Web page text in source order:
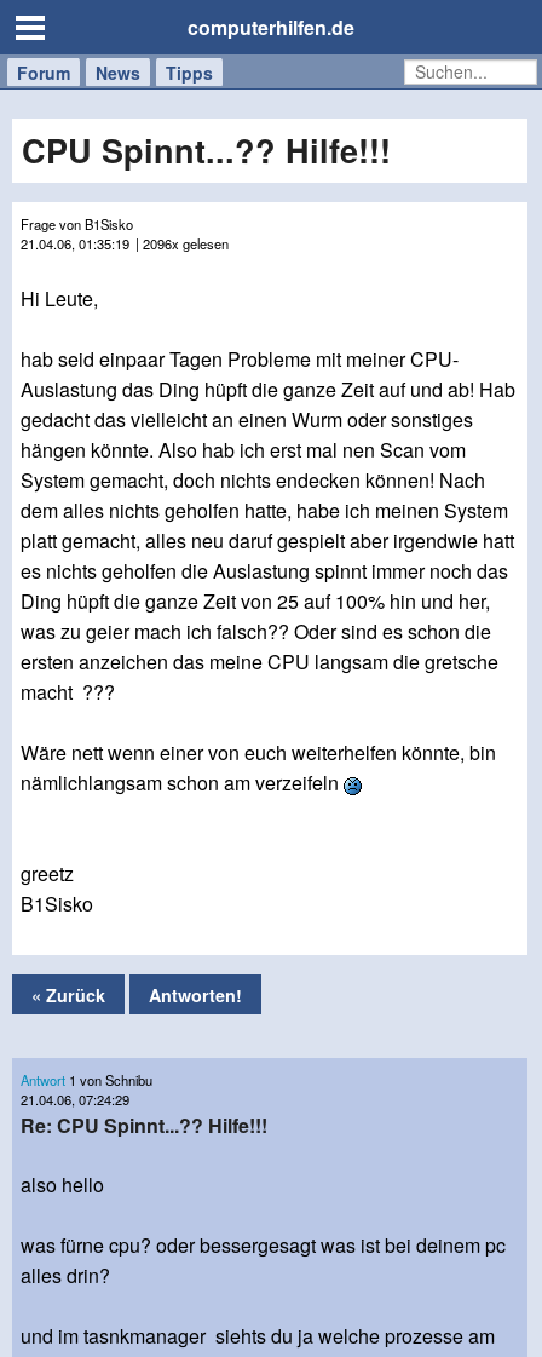
computerhilfen.de
Forum News Tipps
Handy
Tablet
Windows
Mac
CPU Spinnt...?? Hilfe!!!
Frage von B1Sisko
21.04.06, 01:35:19 | 2096x gelesen
Hi Leute,
hab seid einpaar Tagen Probleme mit meiner CPU-
Auslastung das Ding hüpft die ganze Zeit auf und ab! Hab
gedacht das vielleicht an einen Wurm oder sonstiges
hängen könnte. Also hab ich erst mal nen Scan vom
System gemacht, doch nichts endecken können! Nach
dem alles nichts geholfen hatte, habe ich meinen System
platt gemacht, alles neu daruf gespielt aber irgendwie hatt
es nichts geholfen die Auslastung spinnt immer noch das
Ding hüpft die ganze Zeit von 25 auf 100% hin und her,
was zu geier mach ich falsch?? Oder sind es schon die
ersten anzeichen das meine CPU langsam die gretsche
macht ???
Wäre nett wenn einer von euch weiterhelfen könnte, bin
nämlichlangsam schon am verzeifeln
greetz
B1Sisko
« Zurück Antworten!
Antwort 1 von Schnibu
21.04.06, 07:24:29
Re: CPU Spinnt...?? Hilfe!!!
also hello
was fürne cpu? oder bessergesagt was ist bei deinem pc
alles drin?
und im tasnkmanager siehts du ja welche prozesse am